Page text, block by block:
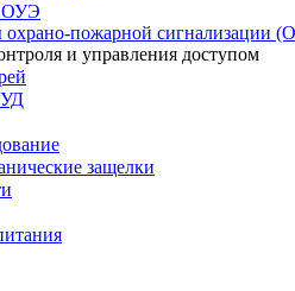
охрано-пожарной сигнализации
и управления доступом
защелки